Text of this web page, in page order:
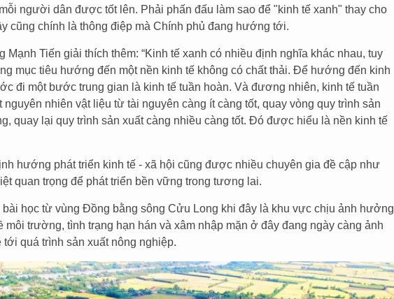
người dân được tốt lên. Phải phấn đấu làm sao để "kinh tế xanh" thay cho
cũng chính là thông điệp mà Chính phủ đang hướng tới.
Mạnh Tiến giải thích thêm: “Kinh tế xanh có nhiều định nghĩa khác nhau, tuy
mục tiêu hướng đến một nền kinh tế không có chất thải. Để hướng đến kinh
đi một bước trung gian là kinh tế tuần hoàn. Và đương nhiên, kinh tế tuần
nguyên nhiên vật liệu từ tài nguyên càng ít càng tốt, quay vòng quy trình sản
quay lại quy trình sản xuất càng nhiều càng tốt. Đó được hiểu là nền kinh tế
hướng phát triển kinh tế - xã hội cũng được nhiều chuyên gia đề cập như
quan trọng để phát triển bền vững trong tương lai.
bài học từ vùng Đồng bằng sông Cửu Long khi đây là khu vực chịu ảnh hưởng
môi trường, tình trạng hạn hán và xâm nhập mặn ở đây đang ngày càng ảnh
quá trình sản xuất nông nghiệp.